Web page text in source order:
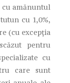
cu amănuntul
cu 1,0%,
(cu excepția
pentru
cu
care sunt